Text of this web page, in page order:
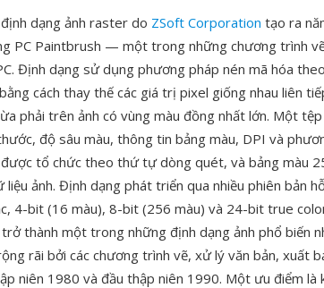
dạng ảnh raster do ZSoft Corporation tạo ra
PC Paintbrush — một trong những chương trình
Định dạng sử dụng phương pháp nén mã hóa
cách thay thế các giá trị pixel giống nhau liên
phải trên ảnh có vùng màu đồng nhất lớn. Một
độ sâu màu, thông tin bảng màu, DPI và
được tổ chức theo thứ tự dòng quét, và bảng màu
liệu ảnh. Định dạng phát triển qua nhiều phiên bản
4-bit (16 màu), 8-bit (256 màu) và 24-bit true
trở thành một trong những định dạng ảnh phổ biến
rãi bởi các chương trình vẽ, xử lý văn bản, xuất
niên 1980 và đầu thập niên 1990. Một ưu điểm là